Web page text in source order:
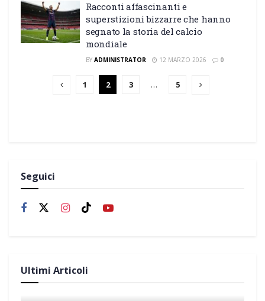
Racconti affascinanti e
superstizioni bizzarre che hanno
segnato la storia del calcio
mondiale
BY ADMINISTRATOR 12 MARZO 2026 0
1 2 3 … 5
Seguici
Ultimi Articoli